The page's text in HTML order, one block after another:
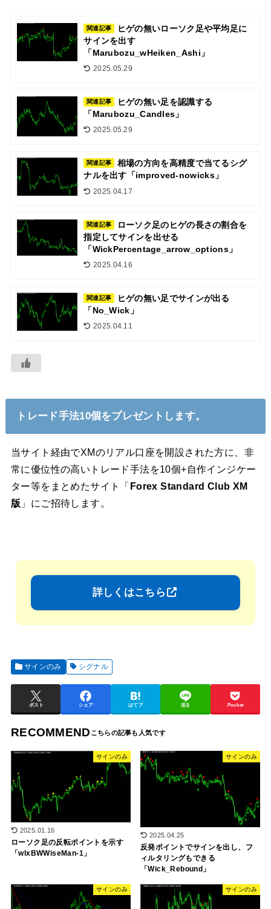
関連記事
ヒゲの無いローソク足や平均足に
サインを出す
「Marubozu_wHeiken_Ashi」
2025.05.29
関連記事
ヒゲの無い足を認識する
「Marubozu_Candles」
2025.05.29
関連記事
相場の方向を高精度で当てるシグ
ナルを出す「improved-nowicks」
2025.04.17
関連記事
ローソク足のヒゲの長さの割合を
指定してサインを出せる
「WickPercentage_arrow_options」
2025.04.16
関連記事
ヒゲの無い足でサインが出る
「No_Wick」
2025.04.11
トレード手法10個をプレゼントします。
当サイト経由でXMのリアル口座を開設された方に、非
常に優位性の高いトレード手法を10個+自作インジケー
ター等をまとめたサイト「 Forex Standard Club XM
版 」にご招待します。
詳しくはこちら
サインのみ シグナル
ポスト シェア はてブ 送る Pocket
RECOMMEND
サインのみ
2025.01.16
ローソク足の反転ポイントを示す
「wlxBWWiseMan-1」
サインのみ
2025.04.25
反発ポイントでサインを出し、フ
ィルタリングもできる
「Wick_Rebound」
サインのみ サインのみ